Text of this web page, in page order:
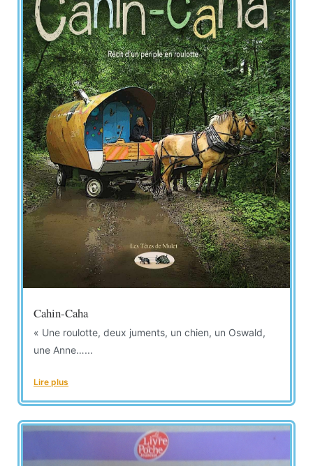
Cahin-Caha
« Une roulotte, deux juments, un chien, un Oswald,
une Anne…...
Lire plus